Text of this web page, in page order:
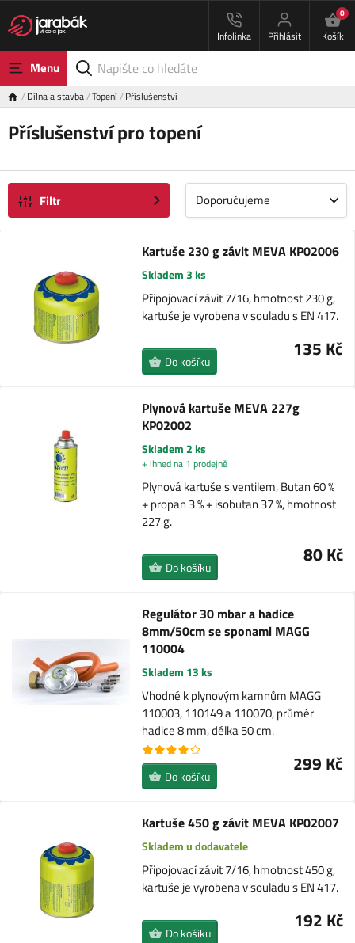
Infolinka Přihlásit
0
Košík
Menu
Dílna a stavba Topení Příslušenství
Příslušenství pro topení
Filtr Doporučujeme
Kartuše 230 g závit MEVA KP02006
Skladem 3 ks
Připojovací závit 7/16, hmotnost 230 g,
kartuše je vyrobena v souladu s EN 417.
135 Kč
Do košíku
Plynová kartuše MEVA 227g
KP02002
Skladem 2 ks
+ ihned na 1 prodejně
Plynová kartuše s ventilem, Butan 60 %
+ propan 3 % + isobutan 37 %, hmotnost
227 g.
80 Kč
Do košíku
Regulátor 30 mbar a hadice
8mm/50cm se sponami MAGG
110004
Skladem 13 ks
Vhodné k plynovým kamnům MAGG
110003, 110149 a 110070, průměr
hadice 8 mm, délka 50 cm.
299 Kč
Do košíku
Kartuše 450 g závit MEVA KP02007
Skladem u dodavatele
Připojovací závit 7/16, hmotnost 450 g,
kartuše je vyrobena v souladu s EN 417.
192 Kč
Do košíku